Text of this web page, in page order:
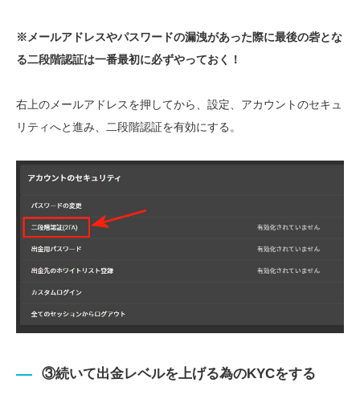
※メールアドレスやパスワードの漏洩があった際に最後の砦とな
る二段階認証は一番最初に必ずやっておく！
右上のメールアドレスを押してから、設定、アカウントのセキュ
リティへと進み、二段階認証を有効にする。
③続いて出金レベルを上げる為のKYCをする